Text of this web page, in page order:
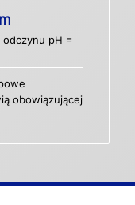
odczynu pH =
obowiązującej